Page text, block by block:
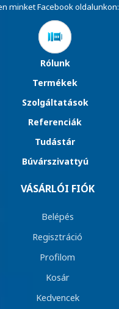
minket Facebook oldalunkon:
Rólunk
Termékek
Szolgáltatások
Referenciák
Tudástár
Búvárszivattyú
VÁSÁRLÓI FIÓK
Belépés
Regisztráció
Profilom
Kosár
Kedvencek